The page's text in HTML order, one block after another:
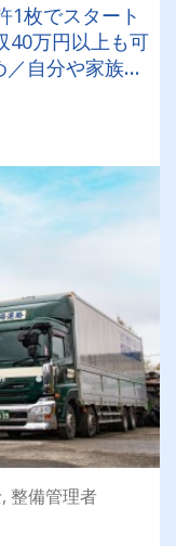
1枚でスタート
40万円以上も可
自分や家族と
♪ ★一人一台の
整備管理者